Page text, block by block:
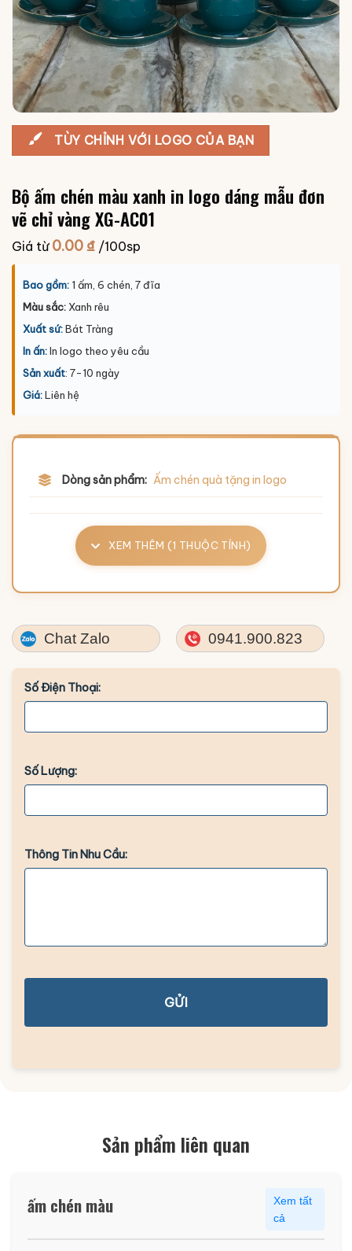
TÙY CHỈNH VỚI LOGO CỦA BẠN
Bộ ấm chén màu xanh in logo dáng mẫu đơn
vẽ chỉ vàng XG-AC01
Giá từ 0.00₫ /100sp
Bao gồm: 1 ấm, 6 chén, 7 đĩa
Màu sắc: Xanh rêu
Xuất sứ:Bát Tràng
In ấn:In logo theo yêu cầu
Sản xuất: 7-10 ngày
Giá:Liên hệ
Dòng sản phẩm: Ấm chén quà tặng in logo
XEM THÊM (1 THUỘC TÍNH)
Chat Zalo 0941.900.823
Số Điện Thoại:
Số Lượng:
Thông Tin Nhu Cầu:
GỬI
Sản phẩm liên quan
ấm chén màu
Xem tất
cả